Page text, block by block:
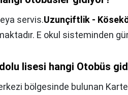
servis.Uzunçiftlik -
E okul sisteminden
lisesi hangi Otobüs
bölgesinde bulunan